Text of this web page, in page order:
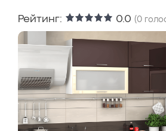
Рейтинг: 0.0 (0